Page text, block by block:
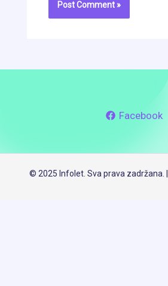
Facebook
© 2025 Infolet. Sva prava zadržana. |